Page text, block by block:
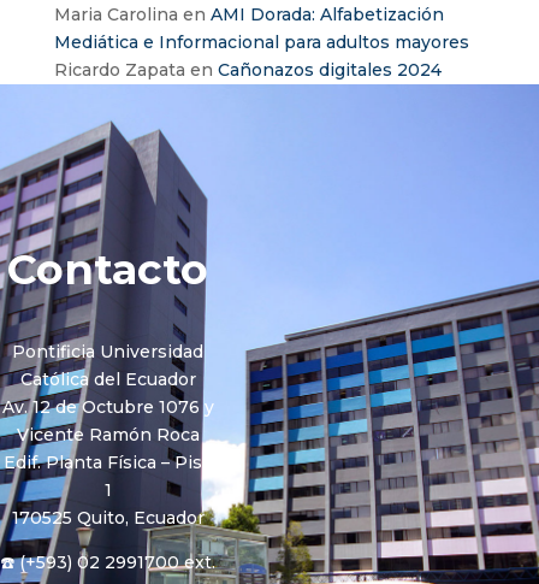
Maria Carolina en AMI Dorada: Alfabetización
Mediática e Informacional para adultos mayores
Ricardo Zapata en Cañonazos digitales 2024
Contacto
Pontificia Universidad
Católica del Ecuador
Av. 12 de Octubre 1076 y
Vicente Ramón Roca
Edif. Planta Física – Piso
1
170525 Quito, Ecuador
☎️ (+593) 02 2991700 ext.